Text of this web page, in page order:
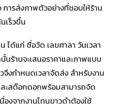
การส่งภาพตัวอย่างที่ชอบให้ร้าน
เร็วขึ้น
ด้แก่ ชื่อวัด เลขศาลา วันเวลา
ร้านจะเสนอราคาและภาพแบบ
งกำหนดเวลาจัดส่ง สำหรับงาน
ะสต๊อกดอกพร้อมสามารถจัด
องจากงานโทนขาวดำต้องใช้